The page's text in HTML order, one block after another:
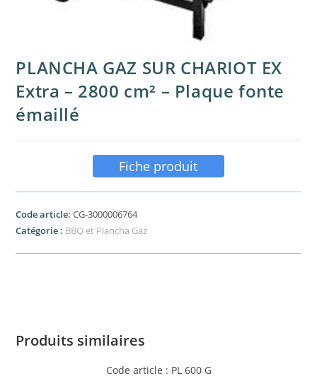
PLANCHA GAZ SUR CHARIOT EX
Extra – 2800 cm² – Plaque fonte
émaillé
Fiche produit
Code article:CG-3000006764
Catégorie : BBQ et Plancha Gaz
Produits similaires
Code article : PL 600 G